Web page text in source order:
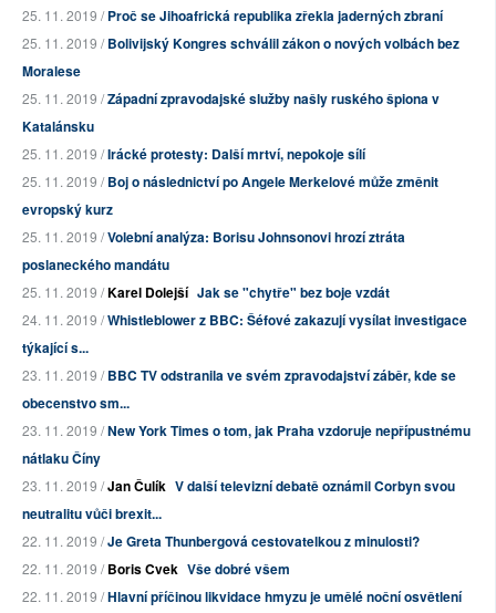
25. 11. 2019 /Proč se Jihoafrická republika zřekla jaderných zbraní
25. 11. 2019 /Bolivijský Kongres schválil zákon o nových volbách bez
Moralese
25. 11. 2019 /Západní zpravodajské služby našly ruského špiona v
Katalánsku
25. 11. 2019 /Irácké protesty: Další mrtví, nepokoje sílí
25. 11. 2019 /Boj o následnictví po Angele Merkelové může změnit
evropský kurz
25. 11. 2019 /Volební analýza: Borisu Johnsonovi hrozí ztráta
poslaneckého mandátu
25. 11. 2019 /Karel Dolejší Jak se "chytře" bez boje vzdát
24. 11. 2019 /Whistleblower z BBC: Šéfové zakazují vysílat investigace
týkající s...
23. 11. 2019 /BBC TV odstranila ve svém zpravodajství záběr, kde se
obecenstvo sm...
23. 11. 2019 /New York Times o tom, jak Praha vzdoruje nepřípustnému
nátlaku Číny
23. 11. 2019 /Jan Čulík V další televizní debatě oznámil Corbyn svou
neutralitu vůči brexit...
22. 11. 2019 /Je Greta Thunbergová cestovatelkou z minulosti?
22. 11. 2019 /Boris Cvek Vše dobré všem
22. 11. 2019 /Hlavní příčinou likvidace hmyzu je umělé noční osvětlení